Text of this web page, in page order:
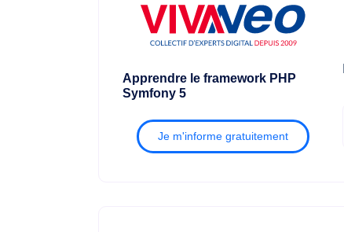
Apprendre le framework PHP
Symfony 5
Je m'informe gratuitement